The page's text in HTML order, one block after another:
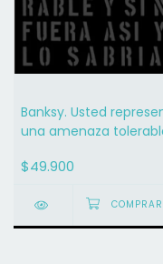
Banksy. Usted
una amenaza
sabría... - Patrick Potter
$49.900